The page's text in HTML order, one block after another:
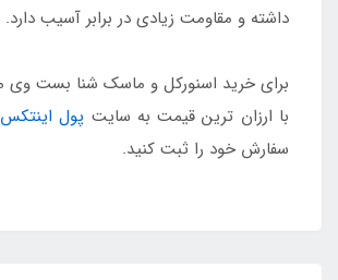
داشته و مقاومت زیادی در برابر آسیب دارد.
با ارزان ترین قیمت به سایت پول اینتکس
سفارش خود را ثبت کنید.